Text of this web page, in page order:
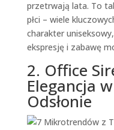
przetrwają lata. To
płci – wiele
charakter
ekspresję i zabawę
2. Office
Elegancja
Odsłonie